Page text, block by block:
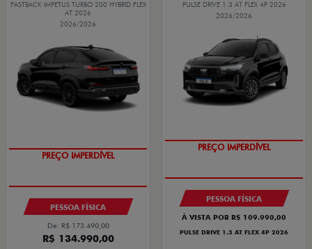
FASTBACK IMPETUS TURBO 200 HYBRID FLEX
AT 2026
2026/2026
PREÇO IMPERDÍVEL
PESSOA FÍSICA
De: R$ 173.490,00
R$ 134.990,00
PULSE DRIVE 1.3 AT FLEX 4P 2026
2026/2026
PREÇO IMPERDÍVEL
PESSOA FÍSICA
À VISTA POR R$ 109.990,00
PULSE DRIVE 1.3 AT FLEX 4P 2026